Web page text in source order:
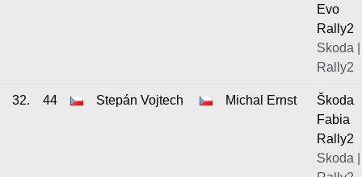
Evo
Rally2
Skoda |
Rally2
32. 44 Stepán Vojtech Michal Ernst
Škoda
Fabia
Rally2
Skoda |